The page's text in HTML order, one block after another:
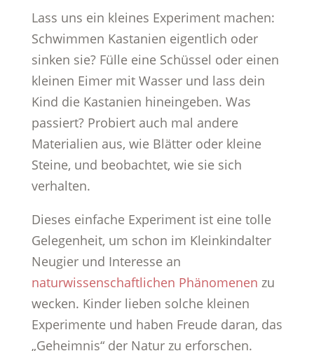
Lass uns ein kleines Experiment machen:
Schwimmen Kastanien eigentlich oder
sinken sie? Fülle eine Schüssel oder einen
kleinen Eimer mit Wasser und lass dein
Kind die Kastanien hineingeben. Was
passiert? Probiert auch mal andere
Materialien aus, wie Blätter oder kleine
Steine, und beobachtet, wie sie sich
verhalten.
Dieses einfache Experiment ist eine tolle
Gelegenheit, um schon im Kleinkindalter
Neugier und Interesse an
naturwissenschaftlichen Phänomenen zu
wecken. Kinder lieben solche kleinen
Experimente und haben Freude daran, das
„Geheimnis“ der Natur zu erforschen.